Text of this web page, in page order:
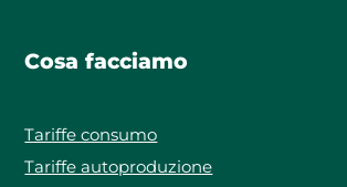
Cosa facciamo
Tariffe consumo
Tariffe autoproduzione